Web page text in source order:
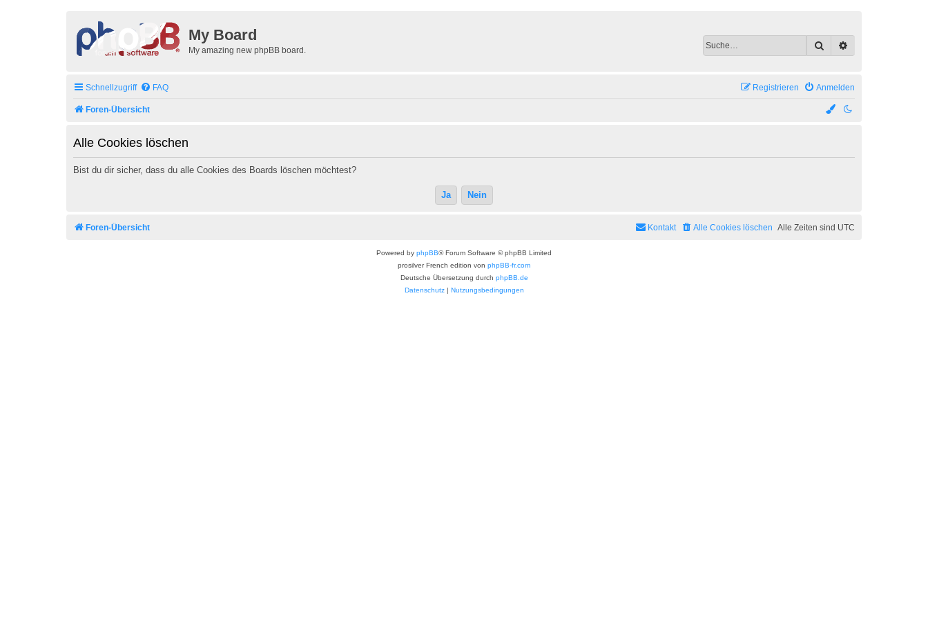
My Board
My amazing new phpBB board. Suche
Schnellzugriff FAQ Anmelden
Registrieren
Foren-Übersicht
Alle Cookies löschen
Bist du dir sicher, dass du alle Cookies des Boards löschen möchtest?
Foren-Übersicht Alle Zeiten sind UTC
Alle Cookies löschen
Kontakt
Powered by phpBB® Forum Software © phpBB Limited
prosilver French edition von phpBB-fr.com
Deutsche Übersetzung durch phpBB.de
Datenschutz| Nutzungsbedingungen